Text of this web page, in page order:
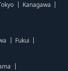
Kanagawa
Fukui